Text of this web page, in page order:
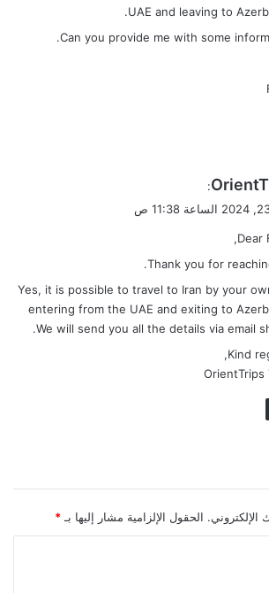
UAE and leaving to
Can you provide me with some
:
Dear
Thank you for
Yes, it is possible to travel to Iran by your
entering from the UAE and exiting to
We will send you all the details via email
Kind
OrientTrips
الحقول الإلزامية مشار إليها بـ *